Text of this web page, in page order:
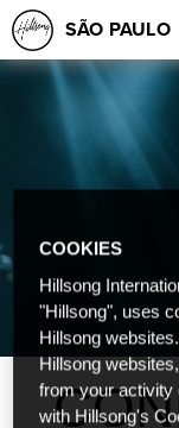
SÃO PAULO
COOKIES
Hillsong
"Hillsong", uses
Hillsong
Hillsong
from your activity
with Hillsong's